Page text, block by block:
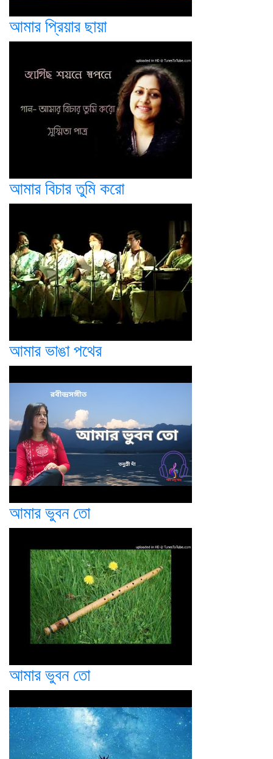
আমার প্রিয়ার ছায়া
আমার বিচার তুমি করো
আমার ভাঙা পথের
আমার ভুবন তো
আমার ভুবন তো